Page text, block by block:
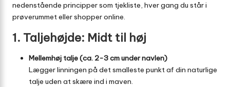
nedenstående principper som tjekliste, hver gang du står i
prøverummet eller shopper online.
1. Taljehøjde: Midt til høj
Mellemhøj talje (ca. 2-3 cm under navlen)
Lægger linningen på det smalleste punkt af din naturlige
talje uden at skære ind i maven.